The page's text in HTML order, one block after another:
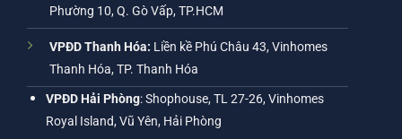
Phường 10, Q. Gò Vấp, TP.HCM
VPĐD Thanh Hóa: Liền kề Phú Châu 43, Vinhomes
Thanh Hóa, TP. Thanh Hóa
VPĐD Hải Phòng: Shophouse, TL 27-26, Vinhomes
Royal Island, Vũ Yên, Hải Phòng